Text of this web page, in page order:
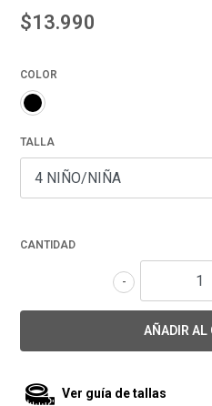
$13.990
COLOR
TALLA
CANTIDAD
-
Ver guía de tallas